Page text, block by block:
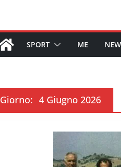
SPORT ME
Giorno: 4 Giugno 2026